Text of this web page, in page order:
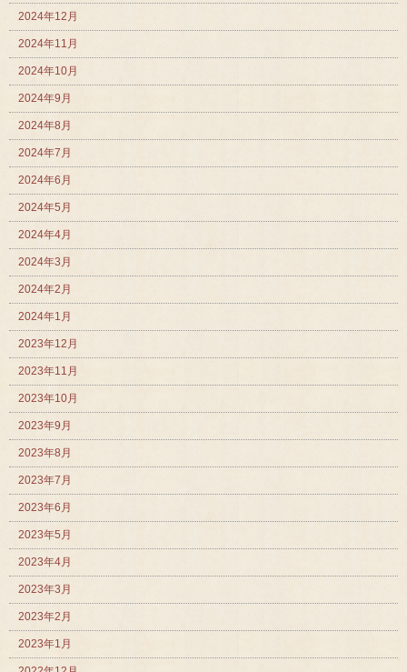
2024年12月
2024年11月
2024年10月
2024年9月
2024年8月
2024年7月
2024年6月
2024年5月
2024年4月
2024年3月
2024年2月
2024年1月
2023年12月
2023年11月
2023年10月
2023年9月
2023年8月
2023年7月
2023年6月
2023年5月
2023年4月
2023年3月
2023年2月
2023年1月